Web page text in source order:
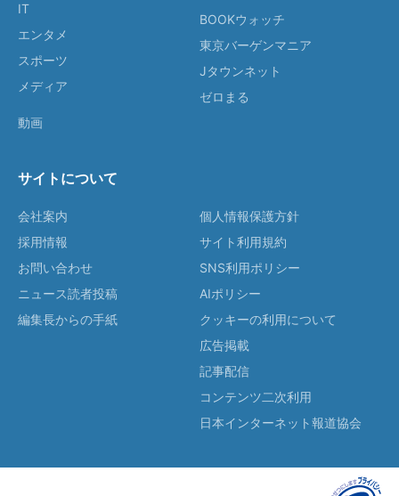
IT
エンタメ
スポーツ
メディア
動画
BOOKウォッチ
東京バーゲンマニア
Jタウンネット
ゼロまる
サイトについて
会社案内
採用情報
お問い合わせ
ニュース読者投稿
編集長からの手紙
個人情報保護方針
サイト利用規約
SNS利用ポリシー
AIポリシー
クッキーの利用について
広告掲載
記事配信
コンテンツ二次利用
日本インターネット報道協会